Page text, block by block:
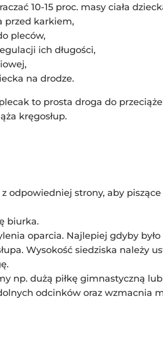
10-15 proc. masy ciała
przed karkiem,
pleców,
ich długości,
na drodze.
to prosta droga do
kręgosłup.
odpowiedniej strony, aby
biurka.
oparcia. Najlepiej gdyby
Wysokość siedziska należy
np. dużą piłkę gimnastyczną
odcinków oraz wzmacnia